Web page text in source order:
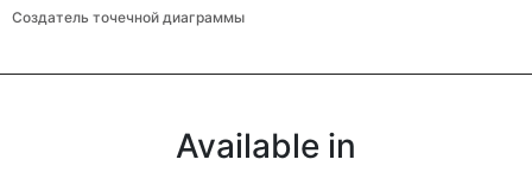
Создатель точечной диаграммы
Available in